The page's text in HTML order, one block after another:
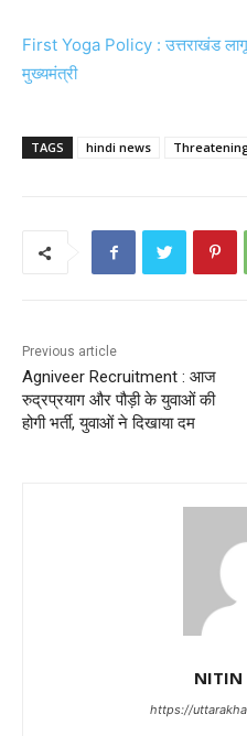
First Yoga Policy : उत्तराखंड लागू
मुख्यमंत्री
TAGS hindi news
Previous article
Agniveer Recruitment : आज
रुद्रप्रयाग और पौड़ी के युवाओं की
होगी भर्ती, युवाओं ने दिखाया दम
NITIN
https://